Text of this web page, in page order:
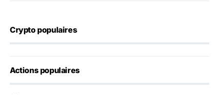
Crypto populaires
Actions populaires